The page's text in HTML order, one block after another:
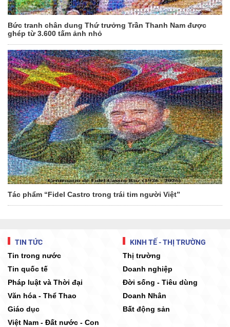
Bức tranh chân dung Thứ trưởng Trần Thanh Nam được
ghép từ 3.600 tấm ảnh nhỏ
Tác phẩm “Fidel Castro trong trái tim người Việt”
TIN TỨC
Tin trong nước
Tin quốc tế
Pháp luật và Thời đại
Văn hóa - Thể Thao
Giáo dục
Việt Nam - Đất nước - Con
KINH TẾ - THỊ TRƯỜNG
Thị trường
Doanh nghiệp
Đời sống - Tiêu dùng
Doanh Nhân
Bất động sản